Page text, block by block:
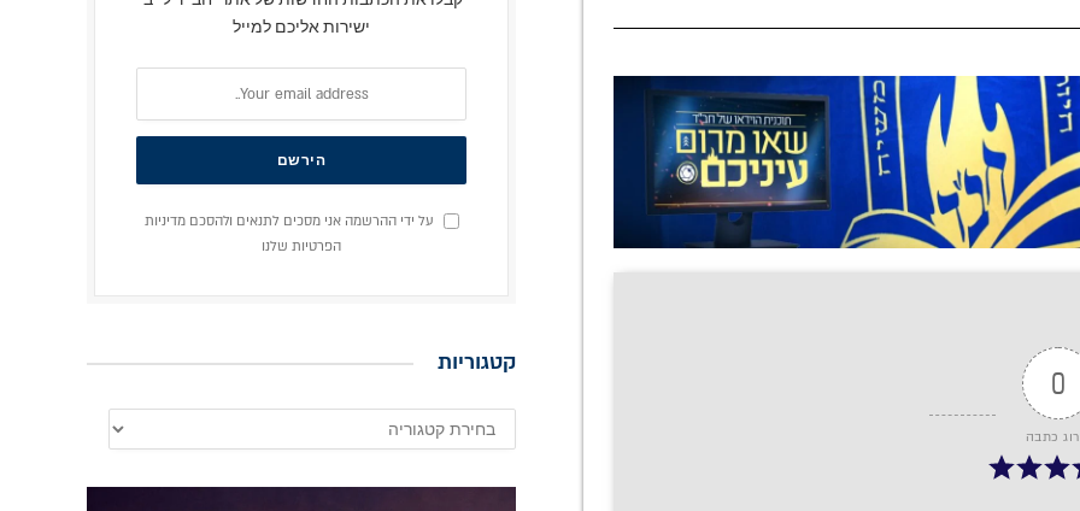
0
כתבה
ישירות אליכם למייל
על ידי ההרשמה אני מסכים לתנאים ולהסכם מדיניות
הפרטיות שלנו
קטגוריות